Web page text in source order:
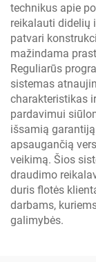
technikus apie
reikalauti didelių
patvari
mažindama
Reguliarūs
sistemas
charakteristikas
pardavimui
išsamią
apsaugančią
veikimą. Šios
draudimo
duris flotės
darbams,
galimybės.